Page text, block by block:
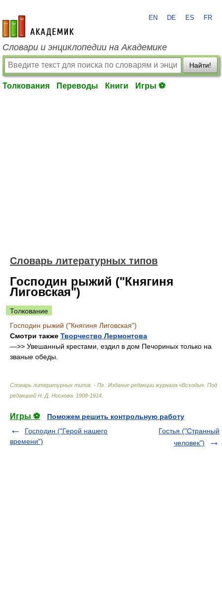
academic.ru
EN DE ES FR
Словари и энциклопедии на Академике
Найти!
Толкования Переводы Книги Игры ⚽
Словарь литературных типов
Господин рыжий ("Княгиня
Лиговская")
Толкование
Господин рыжий ("Княгиня Лиговская")
Смотри также Творчество Лермонтова
—>> Увешанный крестами, ездил в дом Печориных только на
званые обеды.
Словарь литературных типов. - Пг.: Издание редакции журнала «Всходы» Под
редакцией Н. Д. Носкова 1908-1914
Игры ⚽
Поможем решить контрольную работу
Господин ("Герой нашего
времени")
Гостья ("Странный
человек")